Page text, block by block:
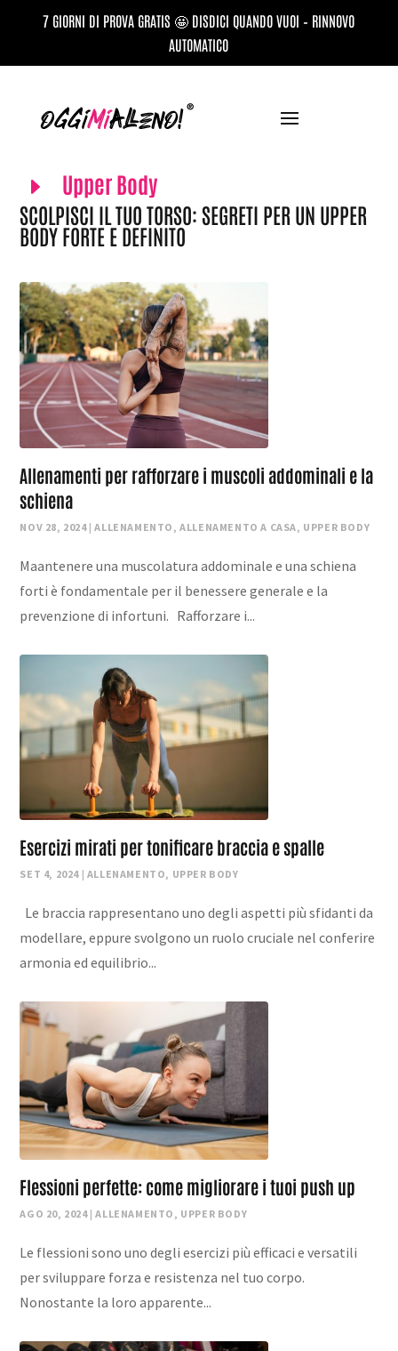
7 GIORNI DI PROVA GRATIS 🤩 DISDICI QUANDO VUOI – RINNOVO
AUTOMATICO
E Upper Body
SCOLPISCI IL TUO TORSO: SEGRETI PER UN UPPER
BODY FORTE E DEFINITO
Allenamenti per rafforzare i muscoli addominali e la
schiena
NOV 28, 2024|ALLENAMENTO ,ALLENAMENTO A CASA, UPPER BODY
Maantenere una muscolatura addominale e una schiena
forti è fondamentale per il benessere generale e la
prevenzione di infortuni. Rafforzare i...
Esercizi mirati per tonificare braccia e spalle
SET 4, 2024 | ALLENAMENTO, UPPER BODY
Le braccia rappresentano uno degli aspetti più sfidanti da
modellare, eppure svolgono un ruolo cruciale nel conferire
armonia ed equilibrio...
Flessioni perfette: come migliorare i tuoi push up
AGO 20, 2024|ALLENAMENTO , UPPER BODY
Le flessioni sono uno degli esercizi più efficaci e versatili
per sviluppare forza e resistenza nel tuo corpo.
Nonostante la loro apparente...